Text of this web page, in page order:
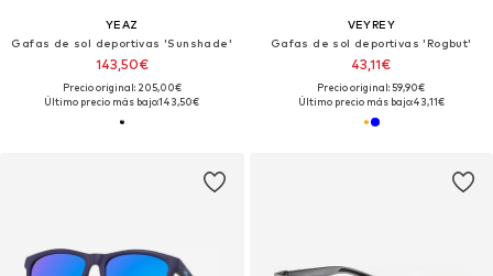
YEAZ
Gafas de sol deportivas 'Sunshade'
143,50€
Precio original: 205,00€
Último precio más bajo:143,50€
VEYREY
Gafas de sol deportivas 'Rogbut'
43,11€
Precio original: 59,90€
Último precio más bajo:43,11€